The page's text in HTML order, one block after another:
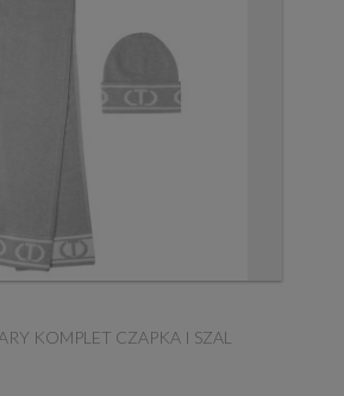
KOMPLET CZAPKA I SZAL